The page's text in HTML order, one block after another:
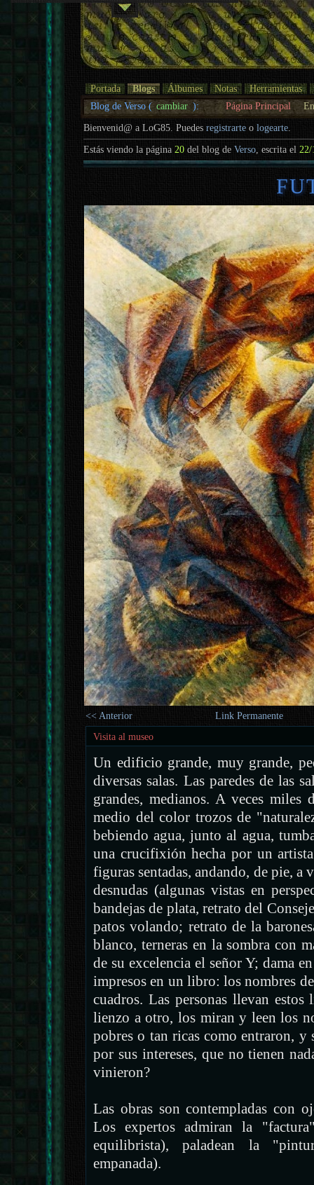
Portada Blogs Álbumes Notas
Herramientas
Blog de Verso ( cambiar ): Página Principal
Bienvenid@ a LoG85. Puedesregistrarte ologearte.
Estás viendo la página 20 del blog deVerso , escrita el 22/
<< Anterior
Link Permanente
Visita al museo
Un edificio grande, muy grande,
diversas salas. Las paredes de las
grandes, medianos. A veces miles
medio del color trozos de
bebiendo agua, junto al agua,
una crucifixión hecha por un
figuras sentadas, andando, de pie, a
desnudas (algunas vistas en
bandejas de plata, retrato del
patos volando; retrato de la
blanco, terneras en la sombra con
de su excelencia el señor Y; dama
impresos en un libro: los nombres
cuadros. Las personas llevan
lienzo a otro, los miran y leen los
pobres o tan ricas como entraron, y
por sus intereses, que no tienen
vinieron?
Las obras son contempladas con
Los expertos admiran la
equilibrista), paladean la
empanada).